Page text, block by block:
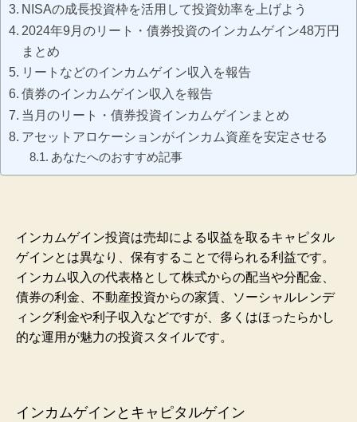
NISAの成長投資枠を活用して投資効率を上げよう
2024年9月のリート・債券投資のインカムゲイン48万円
まとめ
リートなどのインカムゲイン収入を報告
債券のインカムゲイン収入を報告
当月のリート・債券投資インカムゲインまとめ
アセットアロケーションがインカム資産を安定させる
あなたへのおすすめ記事
インカムゲイン投資は売却による収益を取るキャピタル
ゲインとは異なり、保有することで得られる利益です。
インカム収入の代表格として株式からの配当や分配金、
債券の利金、不動産投資からの家賃、ソーシャルレンデ
ィング利金や利子収入などですが、多くはほったらかし
的な運用が魅力の投資スタイルです。
インカムゲインとキャピタルゲイン